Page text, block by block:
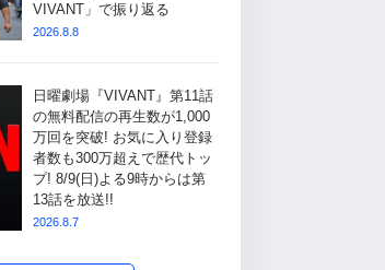
VIVANT」で振り返る
2026.8.8
日曜劇場『VIVANT』第11話
の無料配信の再生数が1,000
万回を突破! お気に入り登録
者数も300万超えで歴代トッ
プ! 8/9(日)よる9時からは第
13話を放送!!
2026.8.7